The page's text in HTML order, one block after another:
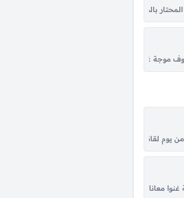
ربي يشافيني وقلبي ويش اسوي به ما اريد الحب وما
المحتار بالحيل بالحيل من اللي جرى للقلب واعزتي
الذي يزيد الحراره صار القمر يانجوم جارك
غرامه تقل من زاره وانا احسب انه على مافات
في بالي فجأة لقيتني قدام عيونك، أنا بقول نرجع
لقانا ليوم وداعك واقول لنفسي ياترى هو بقى
اللي برَد !! وش يعني لو ماحنا قراب ماني
معانا هالليلة احلى ليلة هذه الليلة غنوا معانا في